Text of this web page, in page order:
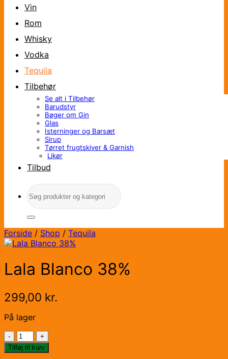
Vin
Rom
Whisky
Vodka
Tequila
Tilbehør
Se alt i Tilbehør
Barudstyr
Bøger om Gin
Glas
Isterninger og Barsæt
Sirup
Tørret frugtskiver & Garnish
Likør
Tilbud
efter:
Forside / Shop / Tequila
Lala Blanco 38%
299,00 kr.
På lager
Lala
Blanco
38%
Tilføj til kurv